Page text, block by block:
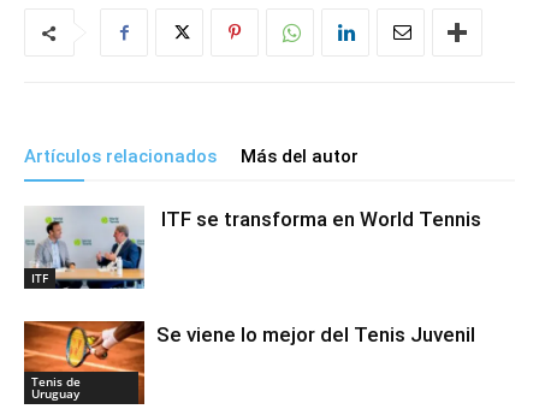
Artículos relacionados Más del autor
ITF
ITF se transforma en World Tennis
Tenis de
Uruguay
Se viene lo mejor del Tenis Juvenil